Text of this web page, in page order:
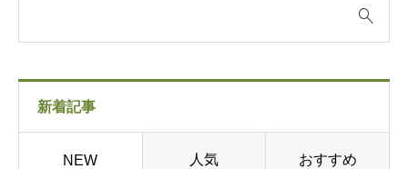
新着記事
NEW 人気 おすすめ